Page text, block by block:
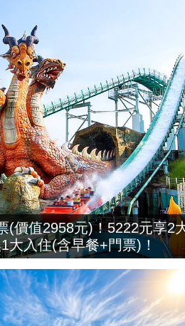
價值2958元)！5222元享2
大入住(含早餐+門票)！